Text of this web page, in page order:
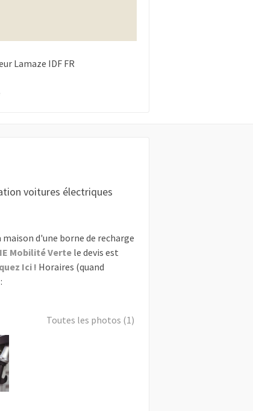
Lamaze IDF FR
voitures électriques
maison d'une borne de recharge
Mobilité Vertele devis est
Ici ! Horaires (quand
Toutes les photos (1)